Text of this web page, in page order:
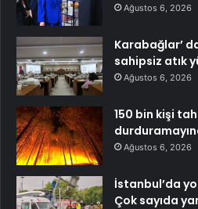
Ağustos 6, 2026
Karabağlar’
sahipsiz atık
Ağustos 6, 2026
150 bin kişi
Ağustos 6, 2026
İstanbul’da
Çok sayıda